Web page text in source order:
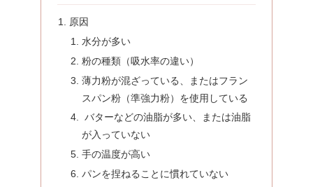
原因
水分が多い
粉の種類（吸水率の違い）
薄力粉が混ざっている、またはフラン
スパン粉（準強力粉）を使用している
バターなどの油脂が多い、または油脂
が入っていない
手の温度が高い
パンを捏ねることに慣れていない